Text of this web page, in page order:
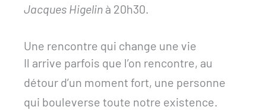
Jacques Higelinà 20h30.
Une rencontre qui change une vie
Il arrive parfois que l’on rencontre, au
détour d’un moment fort, une personne
qui bouleverse toute notre existence.